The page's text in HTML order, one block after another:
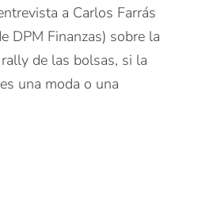
a Carlos Farrás
DPM Finanzas) sobre la
de las bolsas, si la
una moda o una